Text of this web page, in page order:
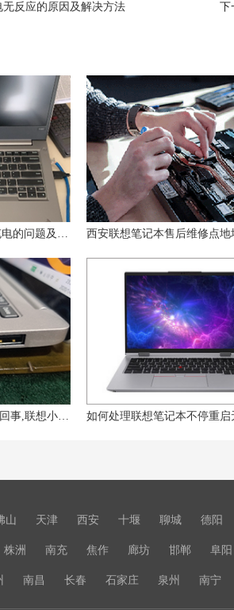
反应的原因及解决方法 下
如何处理联想笔记本不停重启
山 天津 西安 十堰 聊城 德阳
株洲 南充 焦作 廊坊 邯郸 阜阳
南昌 长春 石家庄 泉州 南宁